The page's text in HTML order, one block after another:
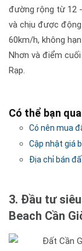
đường rộng từ 12
và chịu được
60km/h, không
Nhơn và điểm
Rạp.
Có thể bạn
Có nên mua
Cập nhật giá
Địa chỉ bán
3. Đầu tư
Beach Cần